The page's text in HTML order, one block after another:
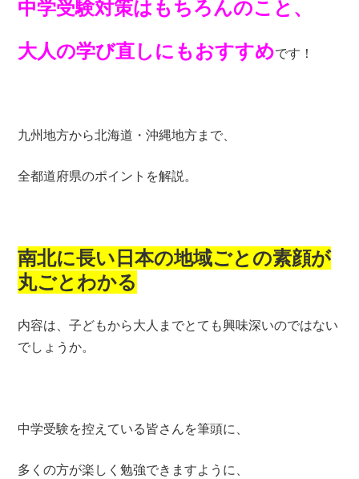
中学受験対策はもちろんのこと、
大人の学び直しにもおすすめです！
九州地方から北海道・沖縄地方まで、
全都道府県のポイントを解説。
南北に長い日本の地域ごとの素顔が
丸ごとわかる
内容は、子どもから大人までとても興味深いのではない
でしょうか。
中学受験を控えている皆さんを筆頭に、
多くの方が楽しく勉強できますように、